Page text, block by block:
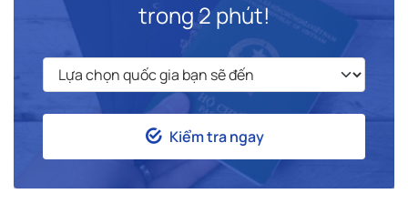
trong 2 phút!
Kiểm tra ngay